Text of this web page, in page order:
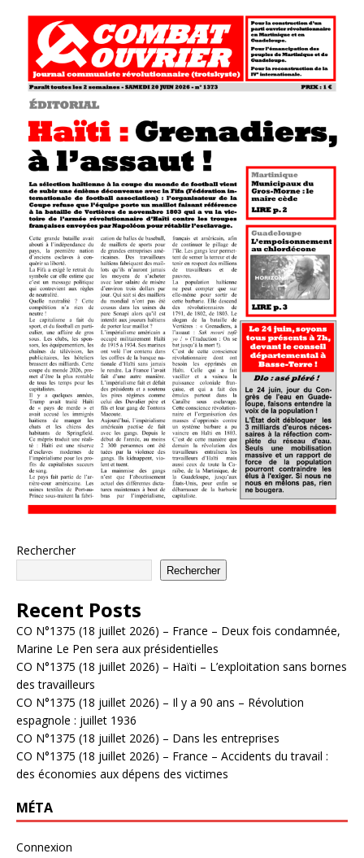
Rechercher
Rechercher
Recent Posts
CO N°1375 (18 juillet 2026) – France – Deux fois condamnée,
Marine Le Pen sera aux présidentielles
CO N°1375 (18 juillet 2026) – Haïti – L’exploitation sans bornes
des travailleurs
CO N°1375 (18 juillet 2026) – Il y a 90 ans – Révolution
espagnole : juillet 1936
CO N°1375 (18 juillet 2026) – Dans les entreprises
CO N°1375 (18 juillet 2026) – France – Accidents du travail :
des économies aux dépens des victimes
MÉTA
Connexion